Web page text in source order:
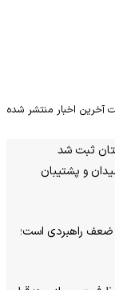
آخرین اخبار منتشر شده
ثبت شد
و پشتیبان
ضعف راهبردی است؛